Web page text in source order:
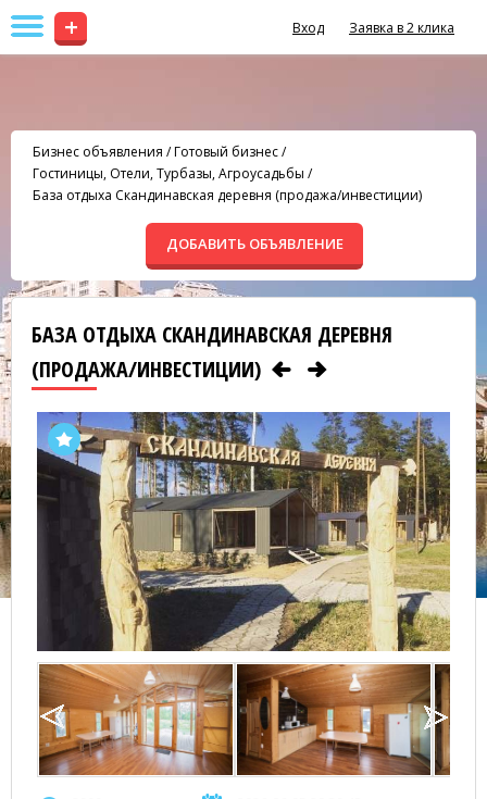
+ Вход Заявка в 2 клика
Бизнес объявления /Готовый бизнес/
Гостиницы, Отели, Турбазы, Агроусадьбы /
База отдыха Скандинавская деревня (продажа/инвестиции)
ДОБАВИТЬ ОБЪЯВЛЕНИЕ
БАЗА ОТДЫХА СКАНДИНАВСКАЯ ДЕРЕВНЯ
(ПРОДАЖА/ИНВЕСТИЦИИ)